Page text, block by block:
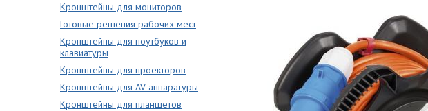
Кронштейны для мониторов
Готовые решения рабочих мест
Кронштейны для ноутбуков и
клавиатуры
Кронштейны для проекторов
Кронштейны для AV-аппаратуры
Кронштейны для планшетов